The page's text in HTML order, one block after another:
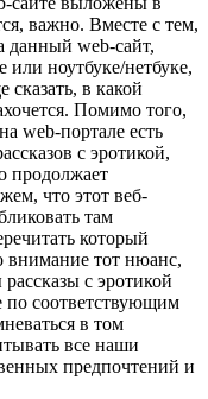
важно. Вместе с тем,
данный web-сайт,
или ноутбуке/нетбуке,
сказать, в какой
Помимо того,
web-портале есть
с эротикой,
продолжает
что этот веб-
там
который
внимание тот нюанс,
с эротикой
по соответствующим
в том
все наши
предпочтений и